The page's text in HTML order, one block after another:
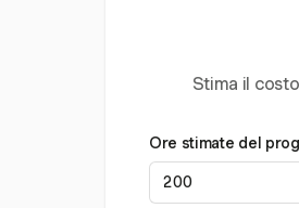
Stima il
Ore stimate del